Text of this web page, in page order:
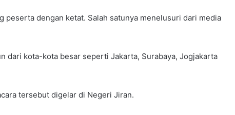
peserta dengan ketat. Salah satunya menelusuri dari media
dari kota-kota besar seperti Jakarta, Surabaya, Jogjakarta
tersebut digelar di Negeri Jiran.